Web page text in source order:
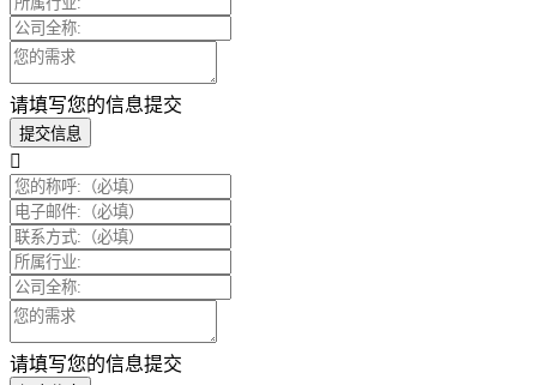
请填写您的信息提交
提交信息
请填写您的信息提交